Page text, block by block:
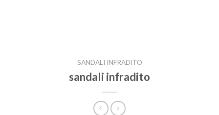
SANDALI INFRADITO
sandali infradito